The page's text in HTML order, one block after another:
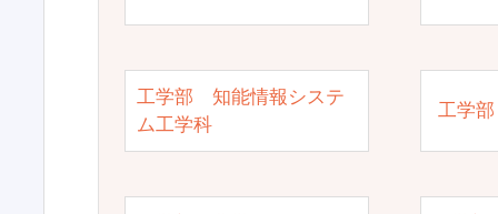
工学部 知能情報システ
ム工学科
工学